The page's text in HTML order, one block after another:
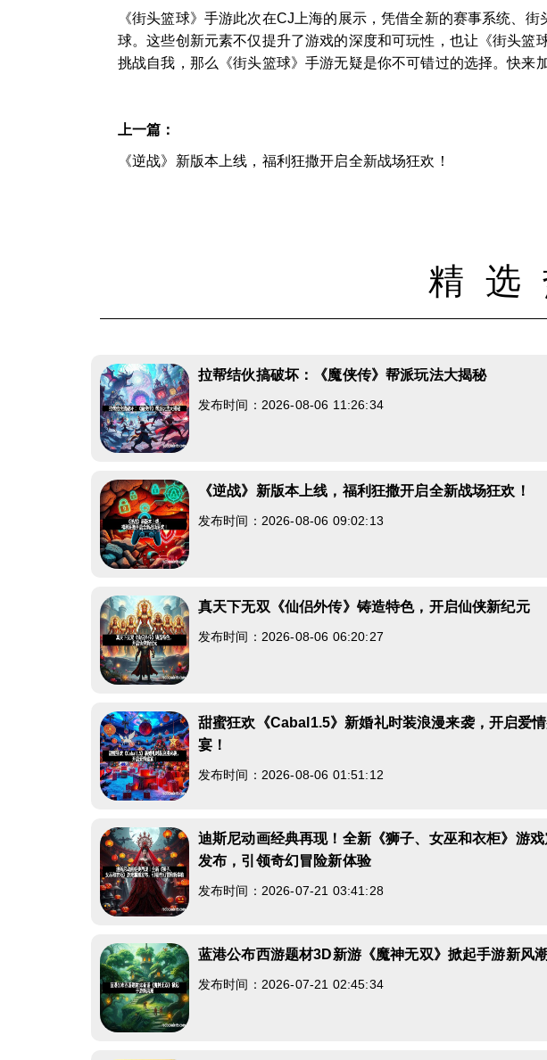
《街头篮球》手游此次在CJ上海的展示，凭借全新的赛事系统、
球。这些创新元素不仅提升了游戏的深度和可玩性，也让《街头
挑战自我，那么《街头篮球》手游无疑是你不可错过的选择。快来
上一篇：
《逆战》新版本上线，福利狂撒开启全新战场狂欢！
精选
拉帮结伙搞破坏：《魔侠传》帮派玩法大揭秘
发布时间：2026-08-06 11:26:34
《逆战》新版本上线，福利狂撒开启全新战场狂欢！
发布时间：2026-08-06 09:02:13
真天下无双《仙侣外传》铸造特色，开启仙侠新纪元
发布时间：2026-08-06 06:20:27
甜蜜狂欢《Cabal1.5》新婚礼时装浪漫来袭，开启爱
宴！
发布时间：2026-08-06 01:51:12
迪斯尼动画经典再现！全新《狮子、女巫和衣柜》游戏
发布，引领奇幻冒险新体验
发布时间：2026-07-21 03:41:28
蓝港公布西游题材3D新游《魔神无双》掀起手游新风潮
发布时间：2026-07-21 02:45:34